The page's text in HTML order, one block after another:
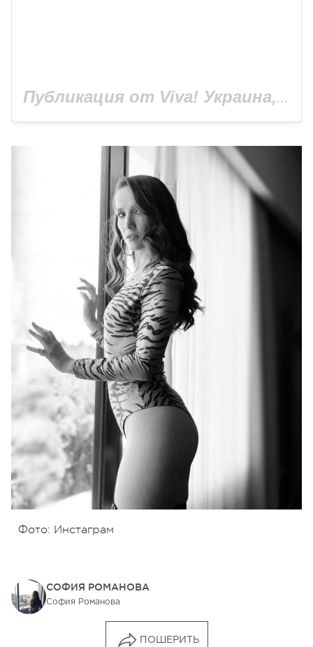
Публикация от Viva! Украина, сайт Viva.ua (@viva_ukraine_magazine)
Фото: Инстаграм
СОФИЯ РОМАНОВА
София Романова
ПОШЕРИТЬ